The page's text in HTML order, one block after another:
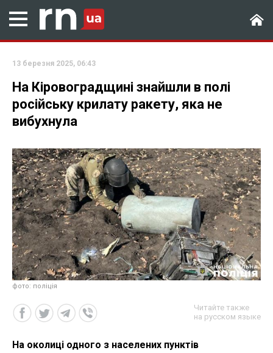
13 березня 2025, 06:43
На Кіровоградщині знайшли в полі
російську крилату ракету, яка не
вибухнула
фото: поліція
Читайте также
на русском языке
На околиці одного з населених пунктів